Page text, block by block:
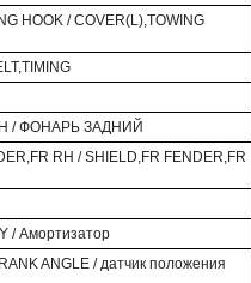
HOOK / COVER(L),TOWING
/ ФОНАРЬ ЗАДНИЙ
RH / SHIELD,FR FENDER,FR
/ Амортизатор
ANGLE / датчик положения